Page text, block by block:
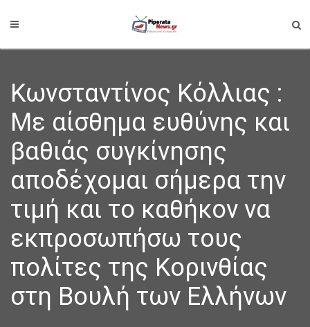
Κωνσταντίνος Κόλλιας :
Με αίσθημα ευθύνης και
βαθιάς συγκίνησης
αποδέχομαι σήμερα την
τιμή και το καθήκον να
εκπροσωπήσω τους
πολίτες της Κορινθίας
στη Βουλή των Ελλήνων